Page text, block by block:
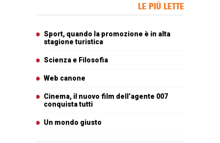
LE PIÙ LETTE
Sport, quando la promozione è in alta
stagione turistica
Scienza e Filosofia
Web canone
Cinema, il nuovo film dell’agente 007
conquista tutti
Un mondo giusto